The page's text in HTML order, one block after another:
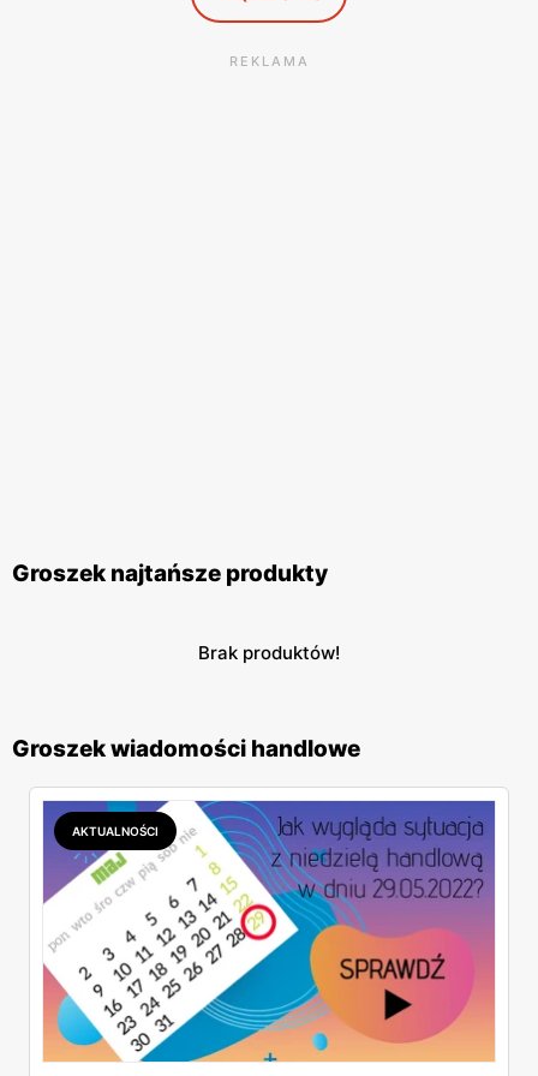
REKLAMA
Groszek najtańsze produkty
Brak produktów!
Groszek wiadomości handlowe
AKTUALNOŚCI